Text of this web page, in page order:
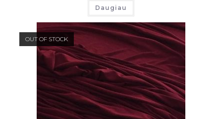
Daugiau
OUT OF STOCK